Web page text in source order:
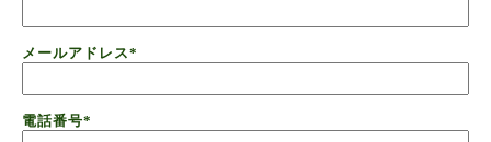
メールアドレス*
電話番号*